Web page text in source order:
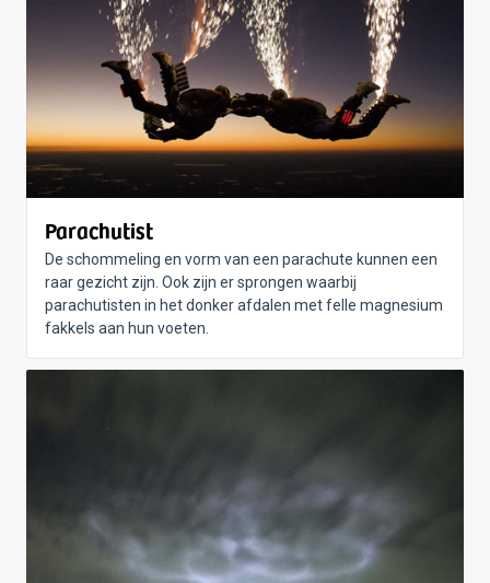
Parachutist
De schommeling en vorm van een parachute kunnen een
raar gezicht zijn. Ook zijn er sprongen waarbij
parachutisten in het donker afdalen met felle magnesium
fakkels aan hun voeten.